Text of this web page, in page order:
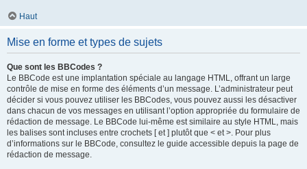
Haut
Mise en forme et types de sujets
Que sont les BBCodes ?
Le BBCode est une implantation spéciale au langage HTML, offrant un large
contrôle de mise en forme des éléments d’un message. L’administrateur peut
décider si vous pouvez utiliser les BBCodes, vous pouvez aussi les désactiver
dans chacun de vos messages en utilisant l’option appropriée du formulaire de
rédaction de message. Le BBCode lui-même est similaire au style HTML, mais
les balises sont incluses entre crochets [ et ] plutôt que < et >. Pour plus
d’informations sur le BBCode, consultez le guide accessible depuis la page de
rédaction de message.